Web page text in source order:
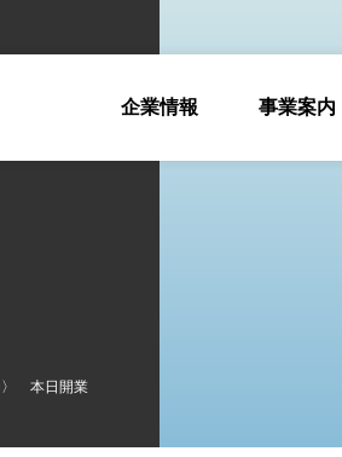
企業情報 事業案内
〉 本日開業